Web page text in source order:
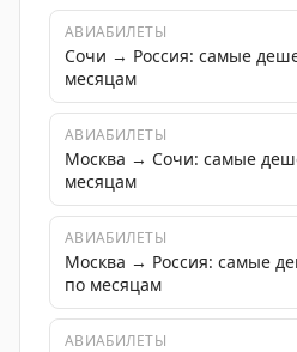
АВИАБИЛЕТЫ
Сочи → Россия: самые
месяцам
АВИАБИЛЕТЫ
Москва → Сочи: самые
месяцам
АВИАБИЛЕТЫ
Москва → Россия: самые
по месяцам
АВИАБИЛЕТЫ